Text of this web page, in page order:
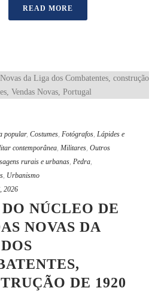
READ MORE
popular, Costumes, Fotógrafos, Lápides e
contemporânea, Militares, Outros
rurais e urbanas, Pedra,
, Urbanismo
2026
DO NÚCLEO DE
NOVAS DA
DE 1920